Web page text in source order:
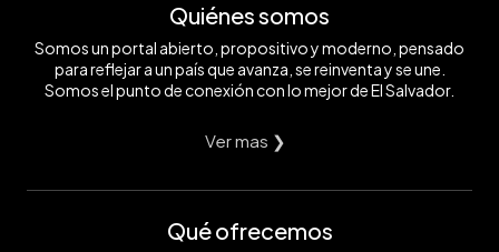
Quiénes somos
Somos un portal abierto, propositivo y moderno, pensado
para reflejar a un país que avanza, se reinventa y se une.
Somos el punto de conexión con lo mejor de El Salvador.
Ver mas ❯
Qué ofrecemos